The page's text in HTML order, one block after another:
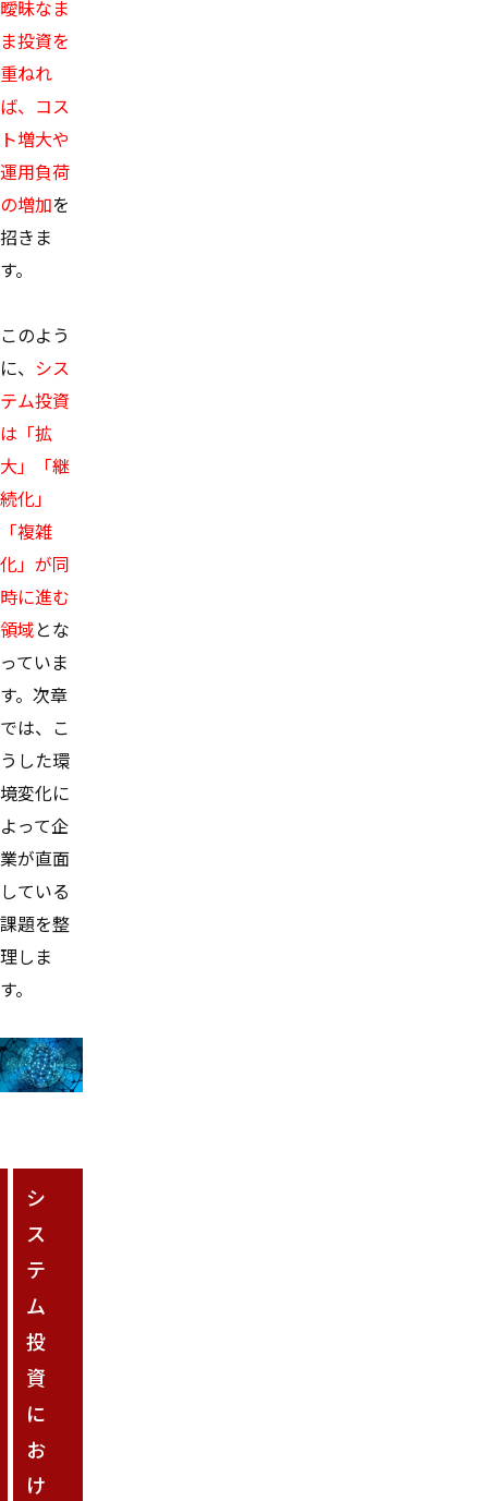
曖昧なま
ま投資を
重ねれ
ば、コス
ト増大や
運用負荷
の増加を
招きま
す。
このよう
に、 シス
テム投資
は「拡
大」「継
続化」
「複雑
化」が同
時に進む
領域とな
っていま
す。次章
では、こ
うした環
境変化に
よって企
業が直面
している
課題を整
理しま
す。
シ
ス
テ
ム
投
資
に
お
け